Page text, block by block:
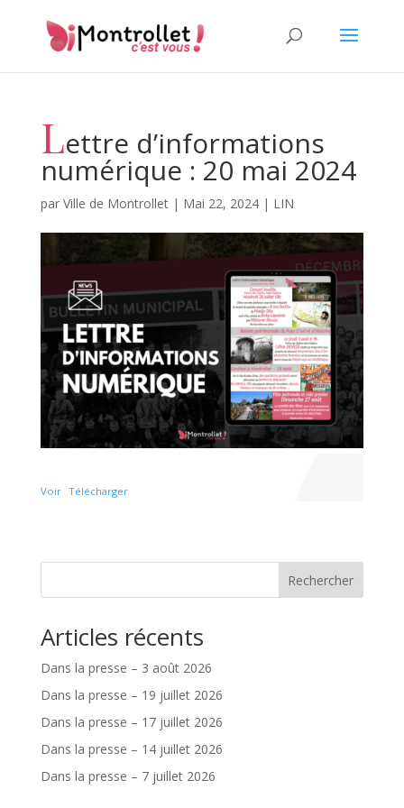
Lettre d’informations
numérique : 20 mai 2024
par Ville de Montrollet| Mai 22, 2024| LIN
Voir Télécharger
Rechercher
Articles récents
Dans la presse – 3 août 2026
Dans la presse – 19 juillet 2026
Dans la presse – 17 juillet 2026
Dans la presse – 14 juillet 2026
Dans la presse – 7 juillet 2026